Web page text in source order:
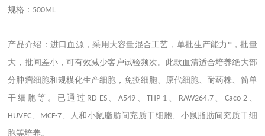
规格： 500ML
产品介绍：进口血源，采用大容量混合工艺，单批生产能力*，批量
大，批间差小，可有效减少客户试验频次。此款血清适合培养绝大部
分肿瘤细胞和规模化生产细胞，免疫细胞、原代细胞、耐药株、简单
干细胞等。已通过 RD-ES、 A549、THP-1 RAW264.7、 Caco-2、
HUVEC MCF-7 、人和小鼠脂肪间充质干细胞、小鼠脂肪间充质干细
胞等培养。